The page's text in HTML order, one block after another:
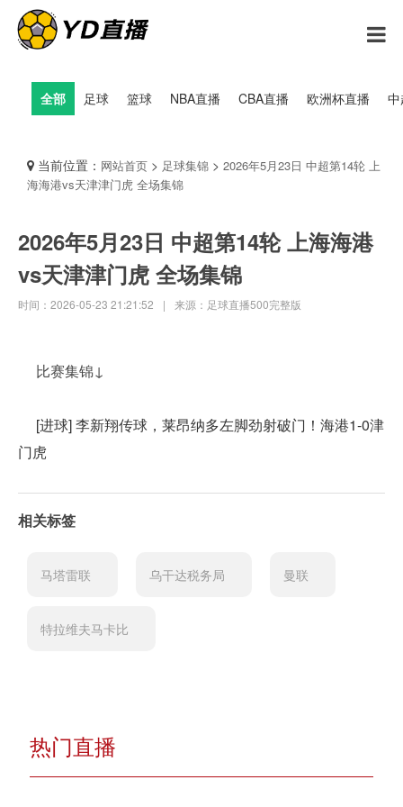
全部 足球 篮球 NBA直播 CBA直播 欧洲杯直播
当前位置： 网站首页 > 足球集锦 > 2026年5月23日 中超第14轮 上
海海港vs天津津门虎 全场集锦
2026年5月23日 中超第14轮 上海海港
vs天津津门虎 全场集锦
时间：2026-05-23 21:21:52 | 来源：足球直播500完整版
比赛集锦↓
[进球] 李新翔传球，莱昂纳多左脚劲射破门！海港1-0津
门虎
相关标签
马塔雷联 乌干达税务局 曼联
特拉维夫马卡比
热门直播